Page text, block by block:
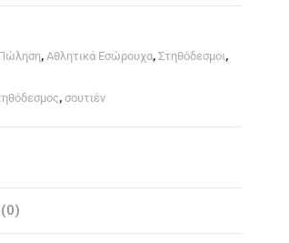
,Αθλητικά Εσώρουχα,Στηθόδεσμοι,
,σουτιέν